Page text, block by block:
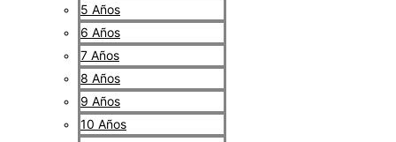
5 Años
6 Años
7 Años
8 Años
9 Años
10 Años